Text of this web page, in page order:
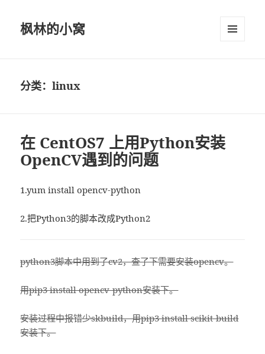
枫林的小窝
分类：linux
在 CentOS7 上用Python安装
OpenCV遇到的问题
1.yum install opencv-python
2.把Python3的脚本改成Python2
python3脚本中用到了cv2，查了下需要安装opencv。
用pip3 install opencv-python安装下。
安装过程中报错少skbuild，用pip3 install scikit-build
安装下。